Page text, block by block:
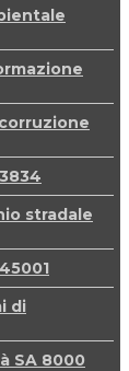
stradale
di
SA 8000